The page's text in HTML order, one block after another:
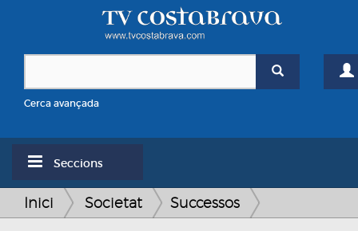
Cerca avançada
Seccions
Inici Societat Successos